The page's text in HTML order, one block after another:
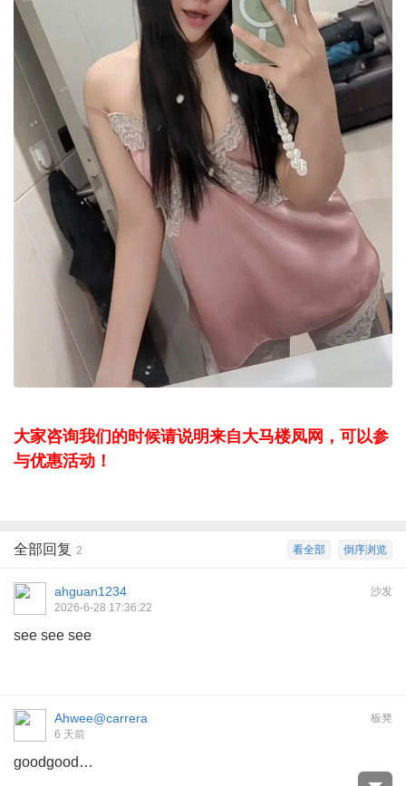
大家咨询我们的时候请说明来自大马楼凤网，可以参
与优惠活动！
倒序浏览
看全部
全部回复 2
沙发
ahguan1234
2026-6-28 17:36:22
see see see
板凳
Ahwee@carrera
6 天前
goodgood…